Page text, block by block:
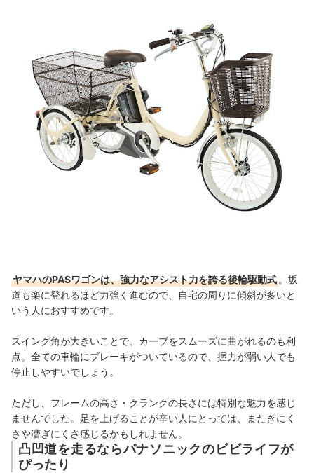
ヤマハのPASワゴンは、強力なアシスト力を誇る後輪駆動式 。坂
道も楽に登れるほど力強く進むので、自宅の周りに傾斜が多いと
いう人におすすめです。
スイング角が大きいことで、カーブをスムーズに曲がれるのも利
点。全ての車輪にブレーキがついているので、握力が弱い人でも
停止しやすいでしょう。
ただし、フレームの高さ・クランクの長さには特別な魅力を感じ
ませんでした。足を上げることが辛い人にとっては、またぎにく
さや漕ぎにくさ感じるかもしれません。
凸凹道を走るならパナソニックのビビライフが
ぴったり